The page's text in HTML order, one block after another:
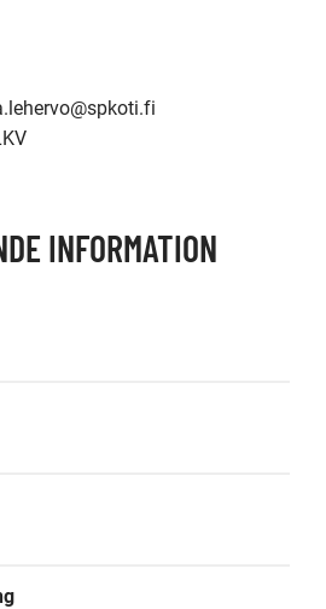
INFORMATION